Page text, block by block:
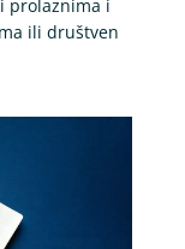
prolaznima i
ili društven